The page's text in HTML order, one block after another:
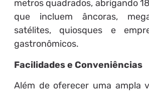
metros quadrados, abrigando
que incluem âncoras,
satélites, quiosques e
gastronômicos.
Facilidades e Conveniências
Além de oferecer uma ampla